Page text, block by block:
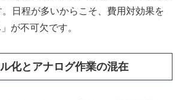
日程が多いからこそ、費用対効果を
が不可欠です。
化とアナログ作業の混在